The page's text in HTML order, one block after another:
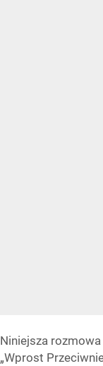
Niniejsza
„Wprost